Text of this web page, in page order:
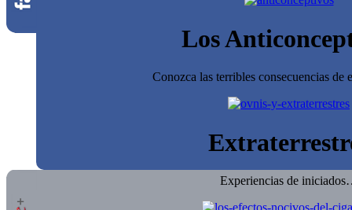
Los
Conozca las terribles consecuencias de
Experiencias de